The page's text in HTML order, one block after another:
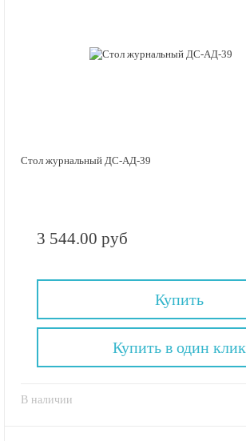
Стол журнальный ДС-АД-39
3 544.00 руб
Купить
В наличии
Купить в один клик